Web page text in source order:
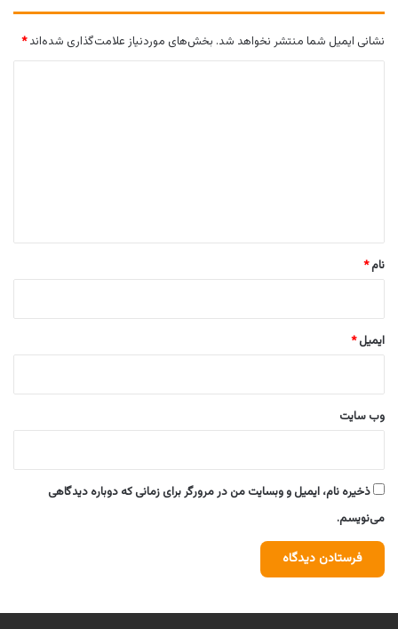
نشانی ایمیل شما منتشر نخواهد شد. بخش‌های موردنیاز علامت‌گذاری شده‌اند*
نام*
ایمیل*
وب‌ سایت
ذخیره نام، ایمیل و وبسایت من در مرورگر برای زمانی که دوباره دیدگاهی
می‌نویسم.